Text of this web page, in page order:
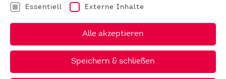
KOMPETENZ FÜR
NUTZTIERE
Essentiell Externe Inhalte
Alle akzeptieren
Speichern & schließen